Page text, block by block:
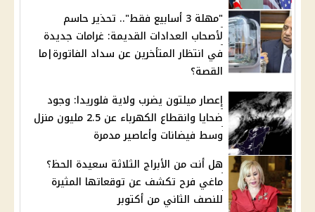
"مهلة 3 أسابيع فقط".. تحذير حاسم
لأصحاب العدادات القديمة: غرامات جديدة
في انتظار المتأخرين عن سداد الفاتورة|ما
القصة؟
إعصار ميلتون يضرب ولاية فلوريدا: وجود
ضحايا وانقطاع الكهرباء عن 2.5 مليون منزل
وسط فيضانات وأعاصير مدمرة
هل أنت من الأبراج الثلاثة سعيدة الحظ؟
ماغي فرح تكشف عن توقعاتها المثيرة
للنصف الثاني من أكتوبر